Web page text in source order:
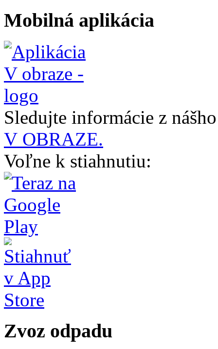
Mobilná aplikácia
Sledujte informácie z
V OBRAZE.
Voľne k stiahnutiu:
Zvoz odpadu